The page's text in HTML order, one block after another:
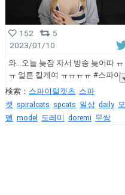
152
5
2023/01/10
와...오늘 늦잠 자서 방송 늦어따 ㅠ
ㅠ 얼른 킬게여 ㅠㅠㅠㅠ #스파이
検索： 스파이럴캣츠 스파
캣 spiralcats spcats 일상 daily 모
델 model 도레미 doremi 무쌍